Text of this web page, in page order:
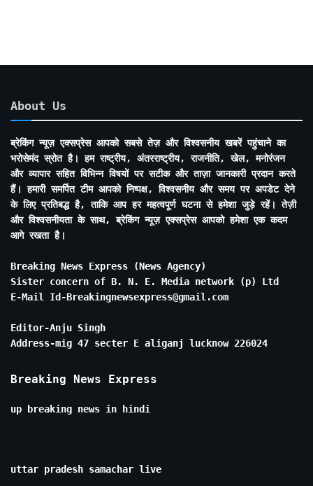
About Us
ब्रेकिंग न्यूज़ एक्सप्रेस आपको सबसे तेज़ और विश्वसनीय खबरें पहुंचाने का
भरोसेमंद स्रोत है। हम राष्ट्रीय, अंतरराष्ट्रीय, राजनीति, खेल, मनोरंजन
और व्यापार सहित विभिन्न विषयों पर सटीक और ताज़ा जानकारी प्रदान करते
हैं। हमारी समर्पित टीम आपको निष्पक्ष, विश्वसनीय और समय पर अपडेट देने
के लिए प्रतिबद्ध है, ताकि आप हर महत्वपूर्ण घटना से हमेशा जुड़े रहें। तेज़ी
और विश्वसनीयता के साथ, ब्रेकिंग न्यूज़ एक्सप्रेस आपको हमेशा एक कदम
आगे रखता है।
Breaking News Express (News Agency)
Sister concern of B. N. E. Media network (p) Ltd
E-Mail Id-Breakingnewsexpress@gmail.com
Editor-Anju Singh
Address-mig 47 secter E aliganj lucknow 226024
Breaking News Express
up breaking news in hindi
uttar pradesh samachar live